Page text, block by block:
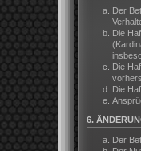
Der
Die
Die
Die
6.
Der